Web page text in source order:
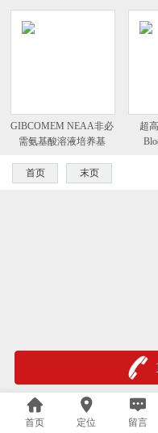
GIBCOMEM NEAA非必
需氨基酸溶液培养基
超
首页 末页
首页 定位 留言